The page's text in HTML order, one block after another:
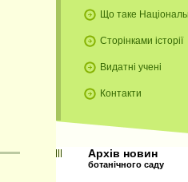
Що таке
Сторінками історії
Видатні учені
Контакти
Архів новин
ботанічного саду